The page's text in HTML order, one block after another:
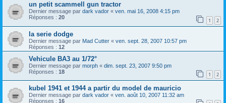
un petit scammell gun tractor
Dernier message par dark vador « ven. mai 16, 2008 4:15 pm
Réponses : 20 1 2
la serie dodge
Dernier message par Mad Cutter « ven. sept. 28, 2007 10:57 pm
Réponses : 12
Vehicule BA3 au 1/72°
Dernier message par morph « dim. sept. 23, 2007 9:50 pm
Réponses : 18 1 2
kubel 1941 et 1944 a partir du model de mauricio
Dernier message par dark vador « ven. août 10, 2007 11:32 am
Réponses : 16